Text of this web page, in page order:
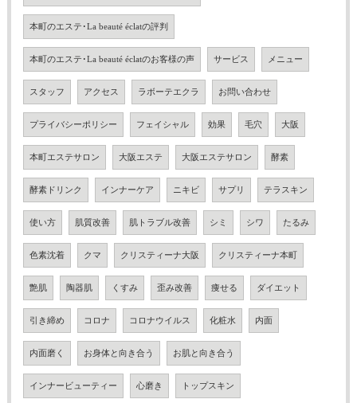
本町のエステ･La beauté éclatの評判
本町のエステ･La beauté éclatのお客様の声 サービス メニュー
スタッフ アクセス ラボーテエクラ お問い合わせ
プライバシーポリシー フェイシャル 効果 毛穴 大阪
本町エステサロン 大阪エステ 大阪エステサロン 酵素
酵素ドリンク インナーケア ニキビ サプリ テラスキン
使い方 肌質改善 肌トラブル改善 シミ シワ たるみ
色素沈着 クマ クリスティーナ大阪 クリスティーナ本町
艶肌 陶器肌 くすみ 歪み改善 痩せる ダイエット
引き締め コロナ コロナウイルス 化粧水 内面
内面磨く お身体と向き合う お肌と向き合う
インナービューティー 心磨き トップスキン